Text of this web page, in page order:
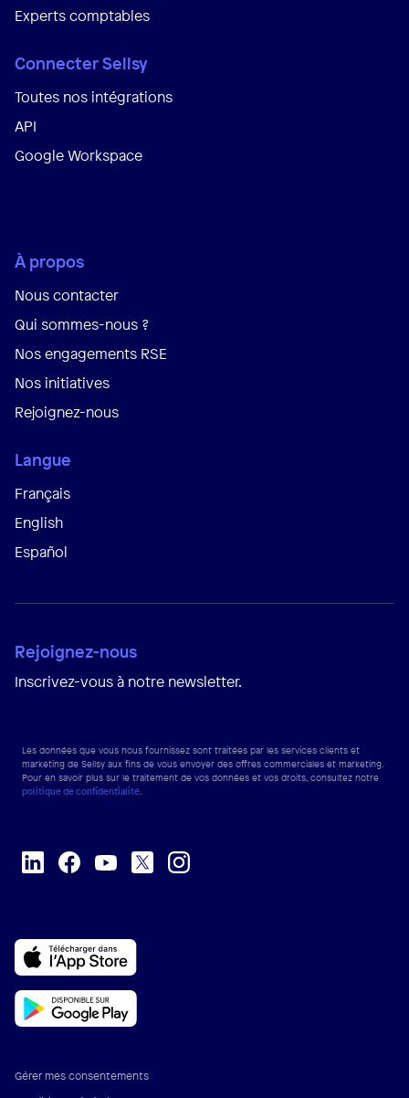
Experts comptables
Connecter Sellsy
Toutes nos intégrations
API
Google Workspace
À propos
Nous contacter
Qui sommes-nous ?
Nos engagements RSE
Nos initiatives
Rejoignez-nous
Langue
Français
English
Español
Rejoignez-nous
Inscrivez-vous à notre newsletter.
Les données que vous nous fournissez sont traitées par les services clients et
marketing de Sellsy aux fins de vous envoyer des offres commerciales et marketing.
Pour en savoir plus sur le traitement de vos données et vos droits, consultez notre
politique de confidentialité.
Gérer mes consentements